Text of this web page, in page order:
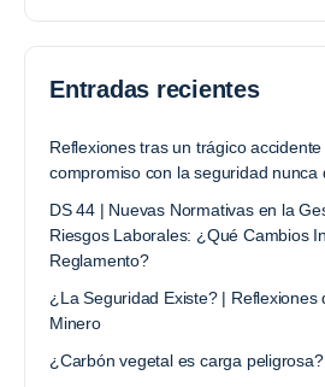
Entradas recientes
Reflexiones tras un trágico
compromiso con la seguridad nunca
DS 44 | Nuevas Normativas en la
Riesgos Laborales: ¿Qué Cambios
Reglamento?
¿La Seguridad Existe? | Reflexiones
Minero
¿Carbón vegetal es carga peligrosa?